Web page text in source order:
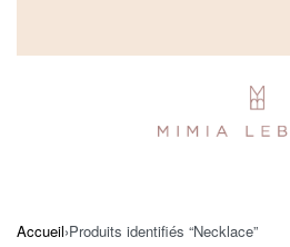
Accueil›Produits identifiés “Necklace”